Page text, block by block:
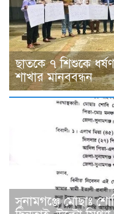
ছাতকে ৭ শিশুকে
শাখার মানববন্ধন
সুনামগঞ্জে মোছাঃ